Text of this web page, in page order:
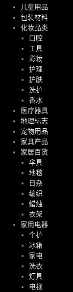
儿童用品
包装材料
化妆品类
口腔
工具
彩妆
护理
护肤
洗护
香水
医疗器具
地理标志
宠物用品
家具产品
家居百货
伞具
地毯
日杂
编织
蜡烛
衣架
家用电器
个护
冰箱
家电
洗衣
灯具
电视